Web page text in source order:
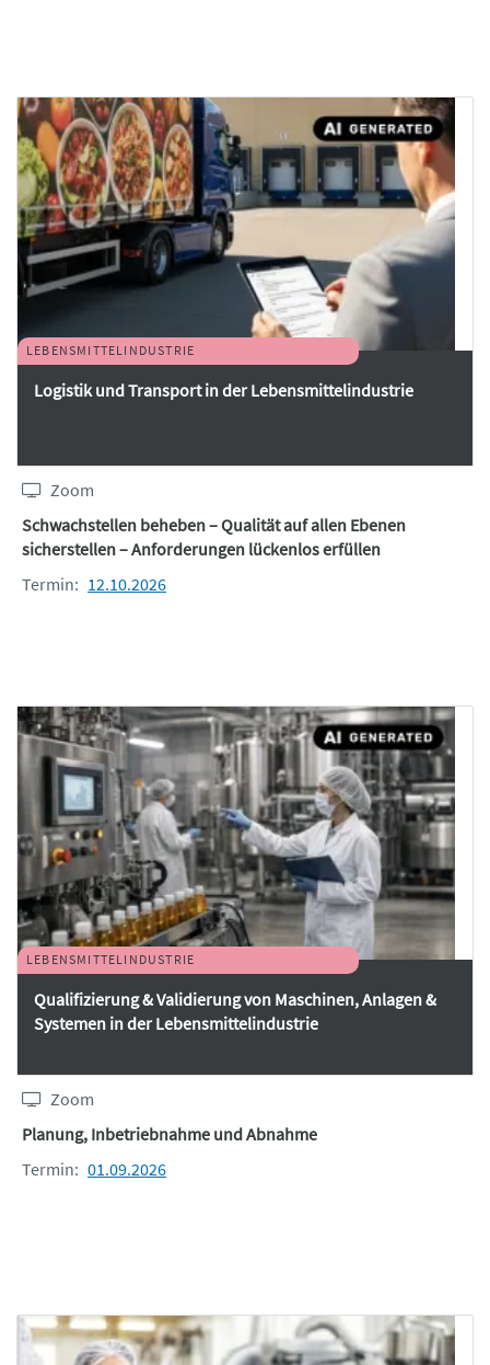
LEBENSMITTELINDUSTRIE
Logistik und Transport in der Lebensmittelindustrie
Zoom
Schwachstellen beheben – Qualität auf allen Ebenen
sicherstellen – Anforderungen lückenlos erfüllen
Termin: 12.10.2026
LEBENSMITTELINDUSTRIE
Qualifizierung & Validierung von Maschinen, Anlagen &
Systemen in der Lebensmittelindustrie
Zoom
Planung, Inbetriebnahme und Abnahme
Termin: 01.09.2026